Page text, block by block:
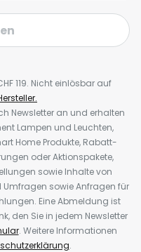
119. Nicht einlösbar auf
Newsletter an und erhalten
Lampen und Leuchten,
Home Produkte, Rabatt-
oder Aktionspakete,
sowie Inhalte von
sowie Anfragen für
Eine Abmeldung ist
den Sie in jedem Newsletter
. Weitere Informationen
.